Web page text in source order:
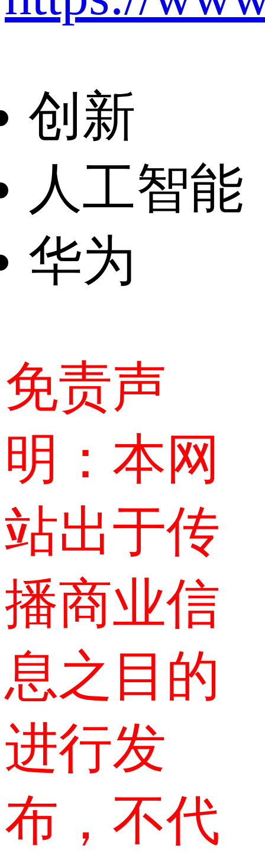
创新
人工智能
华为
免责声
明：本网
站出于传
播商业信
息之目的
进行发
布，不代